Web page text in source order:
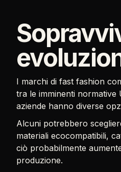
I marchi di fast fashion
tra le imminenti normative
aziende hanno diverse
Alcuni potrebbero
materiali ecocompatibili,
ciò probabilmente
produzione.